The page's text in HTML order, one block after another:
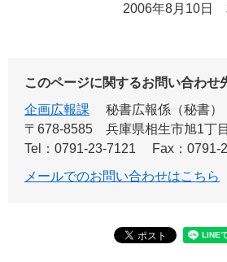
2006年8月10
このページに関するお問い合わせ
企画広報課
秘書広報係（秘書）
〒678-8585
兵庫県相生市旭1丁
Tel：0791-23-7121
Fax：0791-
メールでのお問い合わせはこちら